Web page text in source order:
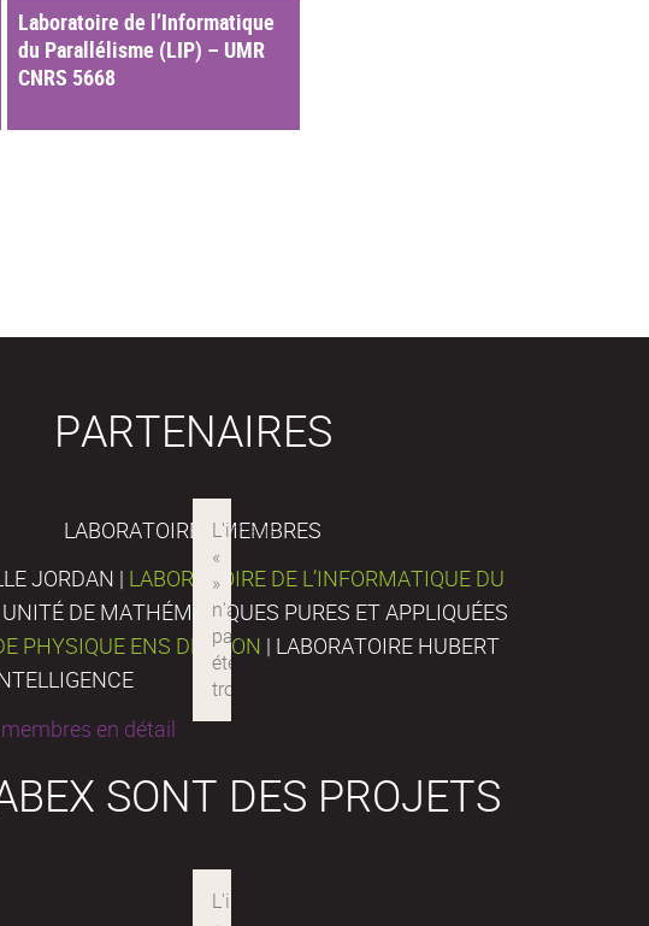
Laboratoire de l’Informatique
du Parallélisme (LIP) – UMR
CNRS 5668
PARTENAIRES
LABORATOIRES MEMBRES
JORDAN | LABORATOIRE DE L’INFORMATIQUE DU
DE MATHÉMATIQUES PURES ET APPLIQUÉES
PHYSIQUE ENS DE LYON | LABORATOIRE HUBERT
en détail
SONT DES PROJETS